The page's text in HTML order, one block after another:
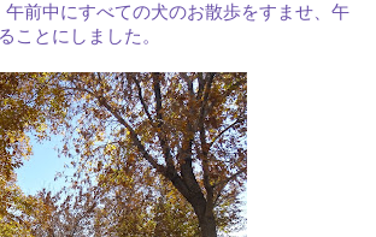
前中にすべての犬のお散歩をすませ、午
ことにしました。